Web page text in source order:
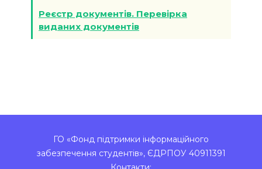
Реєстр документів. Перевірка
виданих документів
ГО «Фонд підтримки інформаційного
забезпечення студентів», ЄДРПОУ 40911391